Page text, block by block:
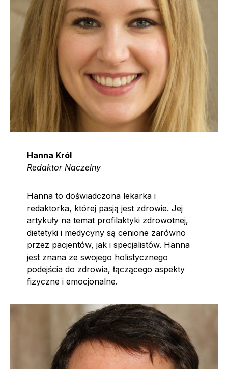
Hanna Król
Redaktor Naczelny
Hanna to doświadczona lekarka i
redaktorka, której pasją jest zdrowie. Jej
artykuły na temat profilaktyki zdrowotnej,
dietetyki i medycyny są cenione zarówno
przez pacjentów, jak i specjalistów. Hanna
jest znana ze swojego holistycznego
podejścia do zdrowia, łączącego aspekty
fizyczne i emocjonalne.